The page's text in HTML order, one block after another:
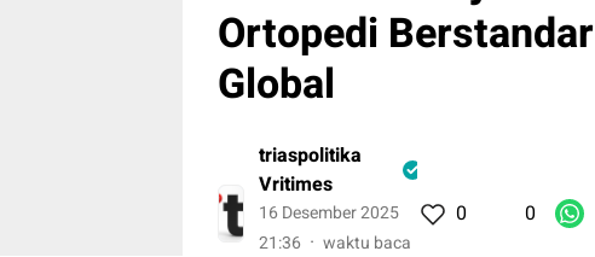
Ortopedi Berstandar
Global
triaspolitika
Vritimes
16 Desember 2025
21:36
waktu baca
0 0